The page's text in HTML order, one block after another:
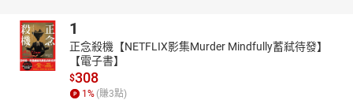
1
正念殺機【NETFLIX影集Murder Mindfully蓄弒待發】
【電子書】
$308
1 % (賺3點)